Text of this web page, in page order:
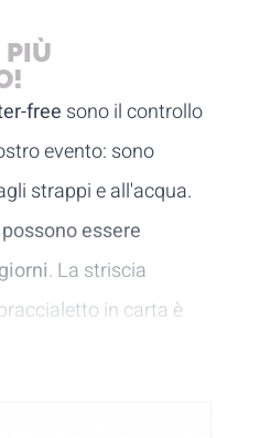
PIÙ
free sono il controllo
evento: sono
strappi e all'acqua.
possono essere
. La striscia
in carta è